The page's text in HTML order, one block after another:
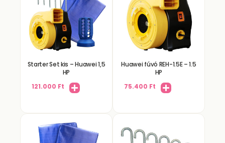
Starter Set kis – Huawei 1,5
HP
121.000 Ft
Huawei fúvó REH-1.5E – 1.5
HP
75.400 Ft